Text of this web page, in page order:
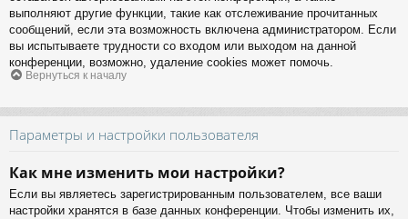
выполняют другие функции, такие как отслеживание прочитанных
сообщений, если эта возможность включена администратором. Если
вы испытываете трудности со входом или выходом на данной
конференции, возможно, удаление cookies может помочь.
Вернуться к началу
Параметры и настройки пользователя
Как мне изменить мои настройки?
Если вы являетесь зарегистрированным пользователем, все ваши
настройки хранятся в базе данных конференции. Чтобы изменить их,